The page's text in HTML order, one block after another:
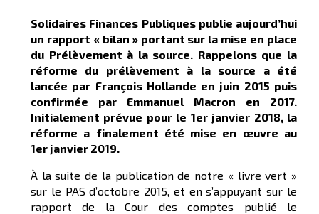
Solidaires Finances Publiques publie aujourd’hui
un rapport « bilan » portant sur la mise en place
du Prélèvement à la source. Rappelons que la
réforme du prélèvement à la source a été
lancée par François Hollande en juin 2015 puis
confirmée par Emmanuel Macron en 2017.
Initialement prévue pour le 1er janvier 2018, la
réforme a finalement été mise en œuvre au
1er janvier 2019.
À la suite de la publication de notre « livre vert »
sur le PAS d’octobre 2015, et en s’appuyant sur le
rapport de la Cour des comptes publié le